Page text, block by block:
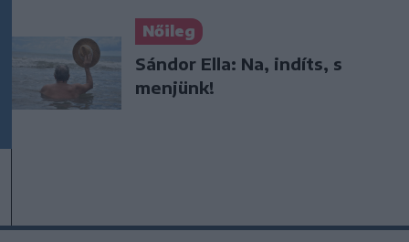
Nőileg
Sándor Ella: Na, indíts, s
menjünk!